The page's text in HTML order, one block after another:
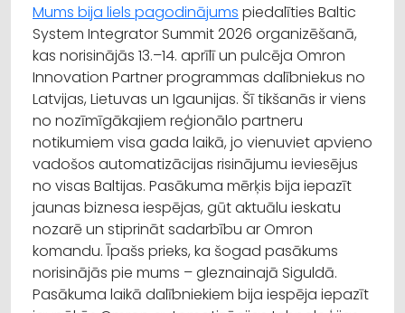
Mums bija liels pagodinājums piedalīties Baltic
System Integrator Summit 2026 organizēšanā,
kas norisinājās 13.–14. aprīlī un pulcēja Omron
Innovation Partner programmas dalībniekus no
Latvijas, Lietuvas un Igaunijas. Šī tikšanās ir viens
no nozīmīgākajiem reģionālo partneru
notikumiem visa gada laikā, jo vienuviet apvieno
vadošos automatizācijas risinājumu ieviesējus
no visas Baltijas. Pasākuma mērķis bija iepazīt
jaunas biznesa iespējas, gūt aktuālu ieskatu
nozarē un stiprināt sadarbību ar Omron
komandu. Īpašs prieks, ka šogad pasākums
norisinājās pie mums – gleznainajā Siguldā.
Pasākuma laikā dalībniekiem bija iespēja iepazīt